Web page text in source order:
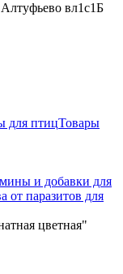
вл1с1Б
для птицТовары
и добавки для
от паразитов для
цветная"